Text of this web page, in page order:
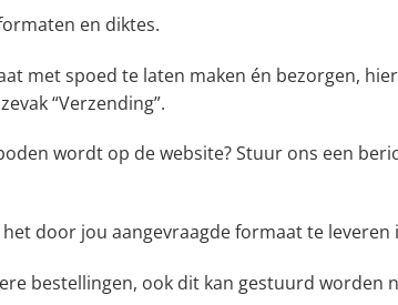
en diktes.
met spoed te laten maken én bezorgen,
“Verzending”.
wordt op de website? Stuur ons een
door jou aangevraagde formaat te leveren
bestellingen, ook dit kan gestuurd worden